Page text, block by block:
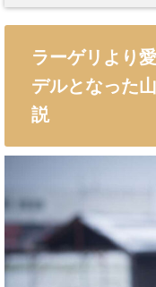
ラーゲリより
デルとなった
説